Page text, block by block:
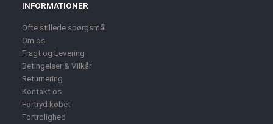
INFORMATIONER
Ofte stillede spørgsmål
Om os
Fragt og Levering
Betingelser & Vilkår
Returnering
Kontakt os
Fortryd købet
Fortrolighed